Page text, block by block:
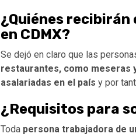
¿Quiénes
en CDMX?
Se dejó en claro que las
restaurantes, como meseras
asalariadas en el país y por
¿Requisitos para
Toda persona trabajadora de